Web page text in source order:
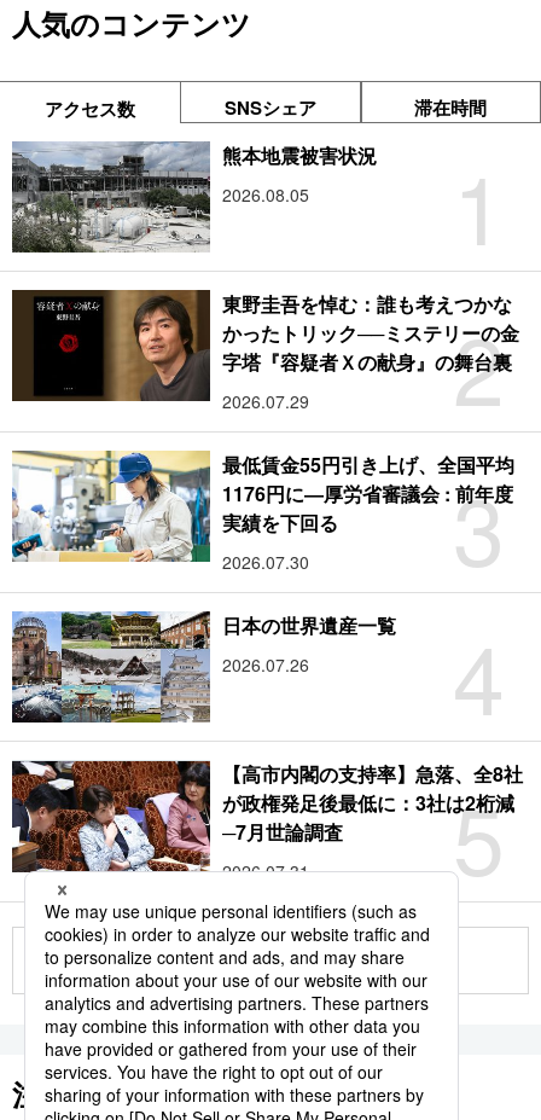
人気のコンテンツ
アクセス数 SNSシェア 滞在時間
1
熊本地震被害状況
2026.08.05
2
東野圭吾を悼む：誰も考えつかな
かったトリック──ミステリーの金
字塔『容疑者Ｘの献身』の舞台裏
2026.07.29
3
最低賃金55円引き上げ、全国平均
1176円に―厚労省審議会 : 前年度
実績を下回る
2026.07.30
4
日本の世界遺産一覧
2026.07.26
5
【高市内閣の支持率】急落、全8社
が政権発足後最低に：3社は2桁減
─7月世論調査
2026.07.31
もっと見る
注目のキーワード